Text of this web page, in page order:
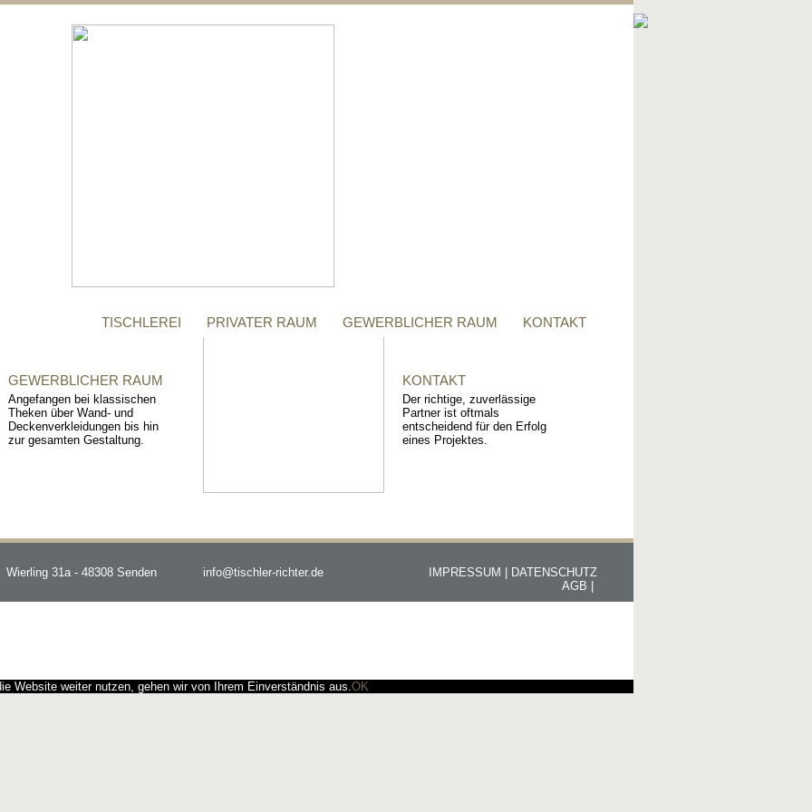
TISCHLEREI PRIVATER RAUM GEWERBLICHER RAUM KONTAKT
GEWERBLICHER RAUM
Angefangen bei klassischen
Theken über Wand- und
Deckenverkleidungen bis hin
zur gesamten Gestaltung.
KONTAKT
Der richtige, zuverlässige
Partner ist oftmals
entscheidend für den Erfolg
eines Projektes.
Wierling 31a - 48308 Senden info@tischler-richter.de DATENSCHUTZ
IMPRESSUM |
AGB |
Website weiter nutzen, gehen wir von Ihrem Einverständnis aus.OK